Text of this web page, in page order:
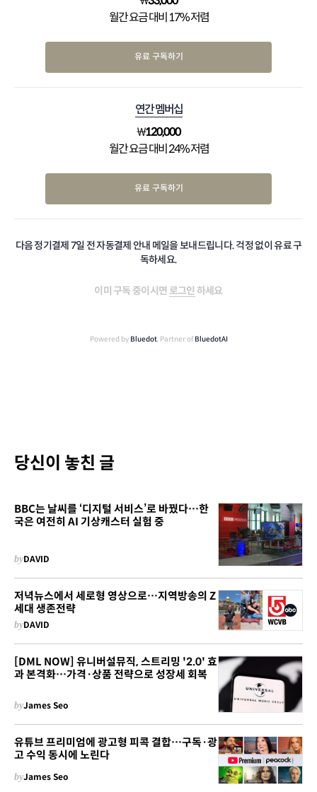
월간 요금 대비 17% 저렴
유료 구독하기
연간 멤버십
₩120,000
월간 요금 대비 24% 저렴
유료 구독하기
다음 정기결제 7일 전 자동결제 안내 메일을 보내드립니다. 걱정 없이 유료 구
독하세요.
이미 구독 중이시면 로그인 하세요
Powered by Bluedot, Partner of BluedotAI
당신이 놓친 글
BBC는 날씨를 ‘디지털 서비스’로 바꿨다…한
국은 여전히 AI 기상캐스터 실험 중
byDAVID
저녁뉴스에서 세로형 영상으로…지역방송의 Z
세대 생존전략
byDAVID
[DML NOW] 유니버설뮤직, 스트리밍 '2.0' 효
과 본격화…가격·상품 전략으로 성장세 회복
byJames Seo
유튜브 프리미엄에 광고형 피콕 결합…구독·광
고 수익 동시에 노린다
byJames Seo